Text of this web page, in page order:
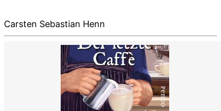
Carsten Sebastian Henn